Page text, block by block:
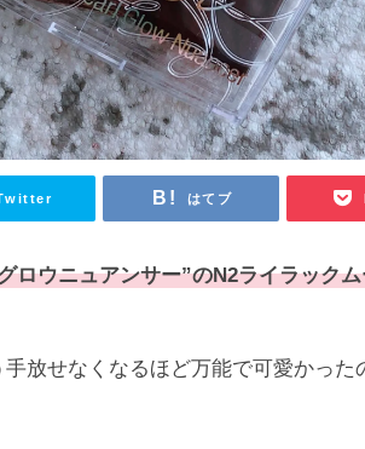
はてブ
ロウニュアンサー”のN2ライラック
放せなくなるほど万能で可愛かった